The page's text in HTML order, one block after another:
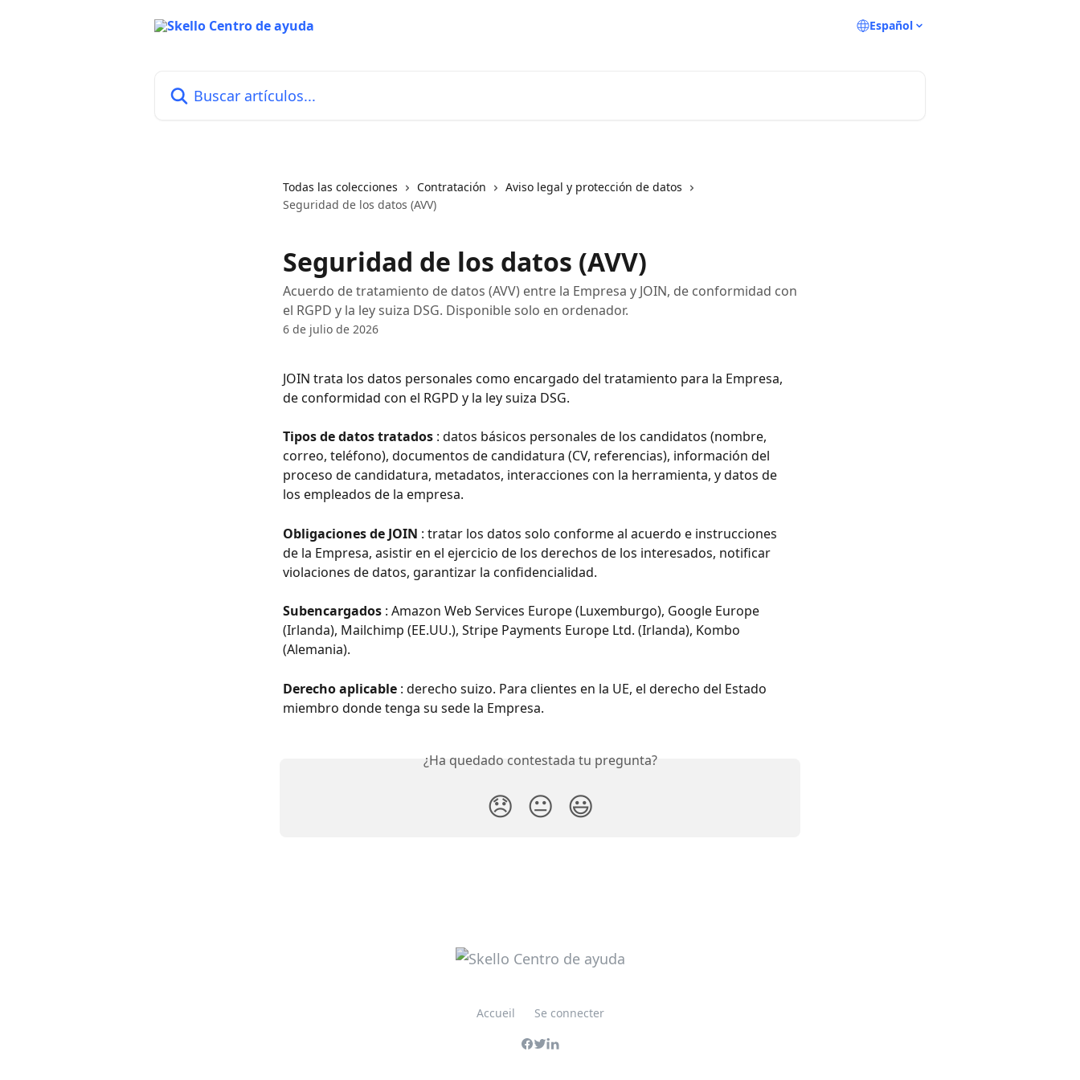
Español
Todas las colecciones Contratación
Aviso legal y protección de datos
Seguridad de los datos (AVV)
Seguridad de los datos (AVV)
Acuerdo de tratamiento de datos (AVV) entre la Empresa y JOIN, de conformidad con
el RGPD y la ley suiza DSG. Disponible solo en ordenador.
6 de julio de 2026
JOIN trata los datos personales como encargado del tratamiento para la Empresa,
de conformidad con el RGPD y la ley suiza DSG.
Tipos de datos tratados : datos básicos personales de los candidatos (nombre,
correo, teléfono), documentos de candidatura (CV, referencias), información del
proceso de candidatura, metadatos, interacciones con la herramienta, y datos de
los empleados de la empresa.
Obligaciones de JOIN : tratar los datos solo conforme al acuerdo e instrucciones
de la Empresa, asistir en el ejercicio de los derechos de los interesados, notificar
violaciones de datos, garantizar la confidencialidad.
Subencargados : Amazon Web Services Europe (Luxemburgo), Google Europe
(Irlanda), Mailchimp (EE.UU.), Stripe Payments Europe Ltd. (Irlanda), Kombo
(Alemania).
Derecho aplicable : derecho suizo. Para clientes en la UE, el derecho del Estado
miembro donde tenga su sede la Empresa.
¿Ha quedado contestada tu pregunta?
😞 😐 😃
Accueil Se connecter